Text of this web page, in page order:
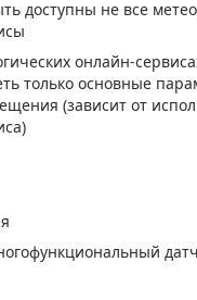
доступны не все
онлайн-
только основные
(зависит от